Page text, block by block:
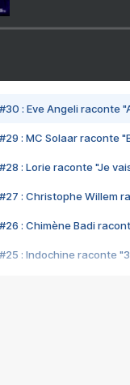
#30 : Eve Angeli raconte
#29 : MC Solaar raconte
#28 : Lorie raconte "Je
#27 : Christophe Willem
#26 : Chimène Badi
#25 : Indochine raconte